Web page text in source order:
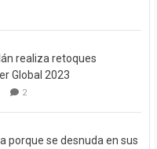
realiza retoques
Global 2023
2
porque se desnuda en sus